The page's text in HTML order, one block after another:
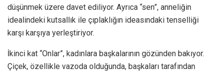
düşünmek üzere davet ediliyor. Ayrıca “sen”, anneliğin
idealindeki kutsallık ile çıplaklığın ideasındaki tenselliği
karşı karşıya yerleştiriyor.
İkinci kat “Onlar”, kadınlara başkalarının gözünden bakıyor.
Çiçek, özellikle vazoda olduğunda, başkaları tarafından